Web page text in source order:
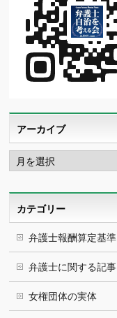
アーカイブ
ア
ー
カ
カテゴリー
弁護士報酬算定基準
弁護士に関する記事
女権団体の実体